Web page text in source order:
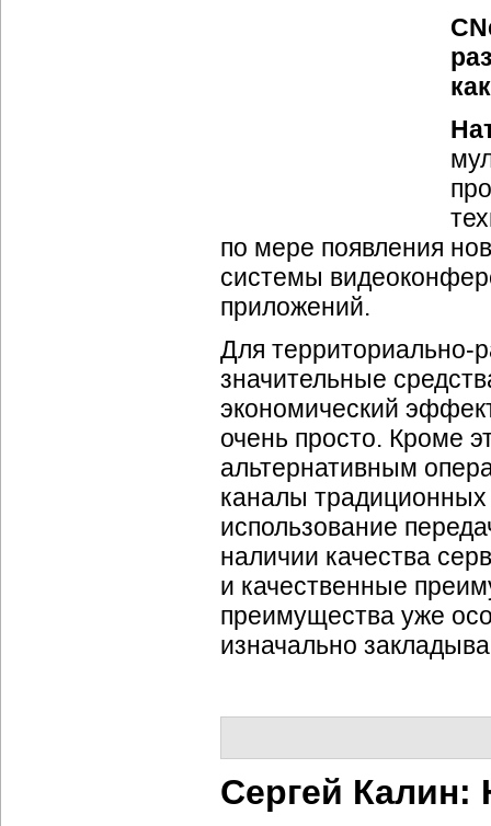
по мере появления
системы
приложений.
Для территориально-
значительные
экономический
очень просто. Кроме
альтернативным
каналы
использование
наличии качества
и качественные
преимущества уже
изначально
Сергей Калин: